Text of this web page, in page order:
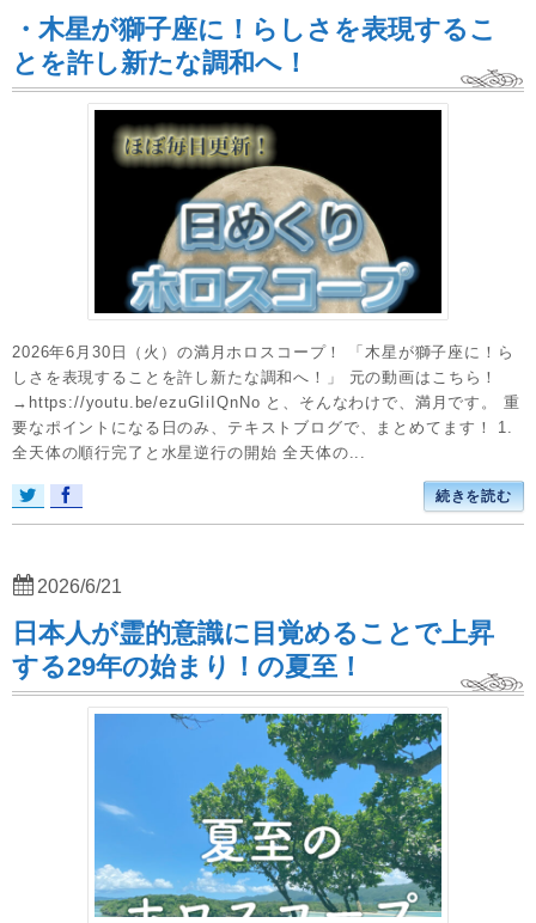
・木星が獅子座に！らしさを表現するこ
とを許し新たな調和へ！
2026年6月30日（火）の満月ホロスコープ！ 「木星が獅子座に！ら
しさを表現することを許し新たな調和へ！」 元の動画はこちら！
→https://youtu.be/ezuGIiIQnNo と、そんなわけで、満月です。 重
要なポイントになる日のみ、テキストブログで、まとめてます！ 1.
全天体の順行完了と水星逆行の開始 全天体の...
続きを読む
日本人が霊的意識に目覚めることで上昇
する29年の始まり！の夏至！
2026/6/21